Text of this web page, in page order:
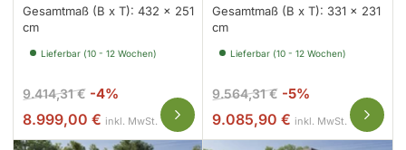
Gesamtmaß (B x T): 432 x 251
cm
Lieferbar (10 - 12 Wochen)
Normaler
Preis
9.414,31 € -4% Ausverkaufspreis
8.999,00 € inkl. MwSt.
Gesamtmaß (B x T): 331 x 231
cm
Lieferbar (10 - 12 Wochen)
Normaler
Preis
9.564,31 € -5%
9.085,90 € inkl. MwSt.